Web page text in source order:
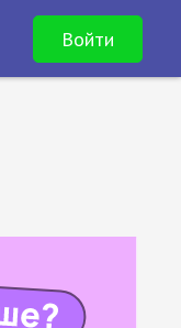
Войти